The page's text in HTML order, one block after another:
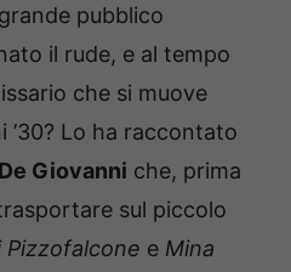
pubblico
il rude, e al tempo
che si muove
Lo ha raccontato
Giovanni che, prima
sul piccolo
Pizzofalcone e Mina